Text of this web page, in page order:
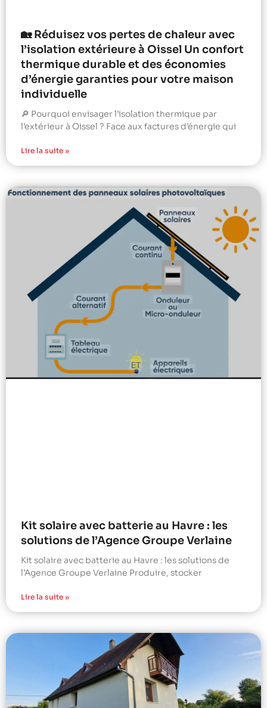
🏡 Réduisez vos pertes de chaleur avec
l’isolation extérieure à Oissel Un confort
thermique durable et des économies
d’énergie garanties pour votre maison
individuelle
🔎 Pourquoi envisager l’isolation thermique par
l’extérieur à Oissel ? Face aux factures d’énergie qui
Lire la suite »
Kit solaire avec batterie au Havre : les
solutions de l’Agence Groupe Verlaine
Kit solaire avec batterie au Havre : les solutions de
l’Agence Groupe Verlaine Produire, stocker
Lire la suite »